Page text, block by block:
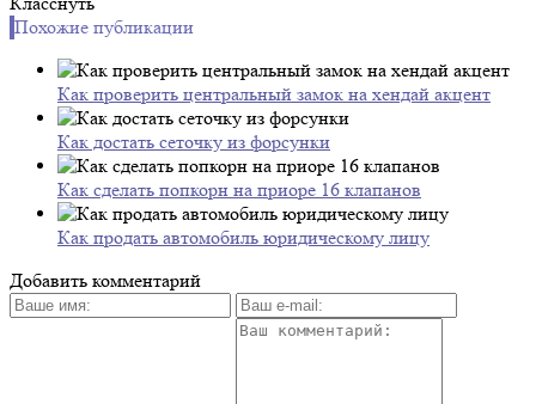
Похожие публикации
Как проверить центральный замок на хендай акцент
Как достать сеточку из форсунки
Как сделать попкорн на приоре 16 клапанов
Как продать автомобиль юридическому лицу
Добавить комментарий